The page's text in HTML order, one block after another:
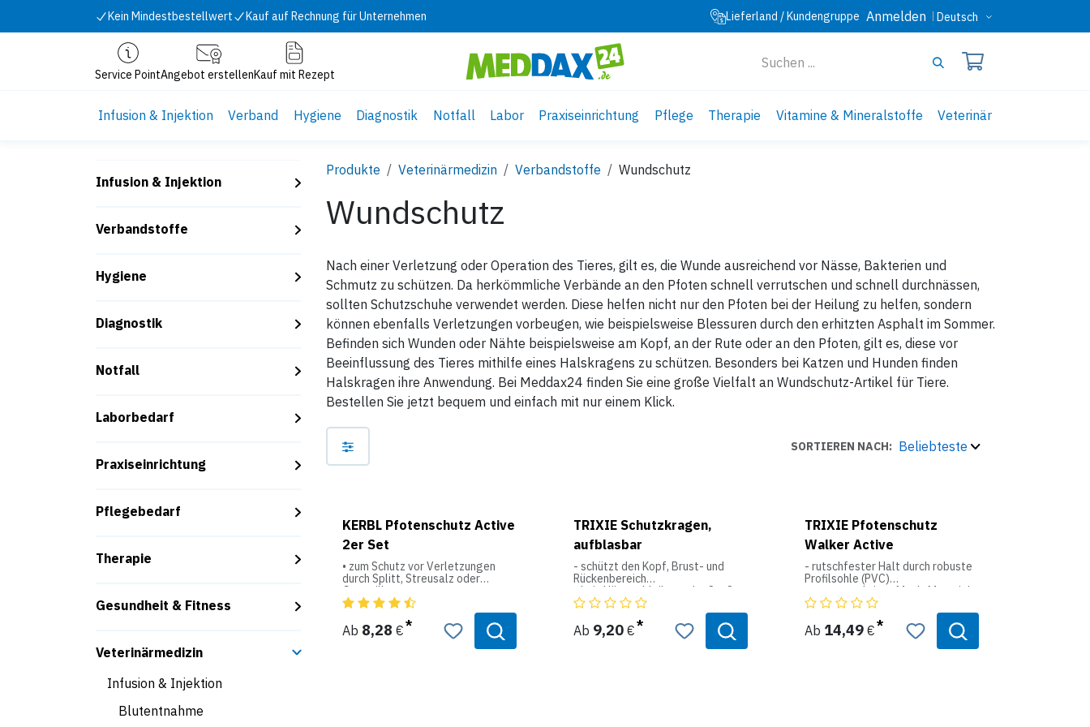
Kein Mindestbestellwert Kauf auf Rechnung für Unternehmen Lieferland / Kundengruppe Anmelden Deutsch
Service PointAngebot erstellenKauf mit Rezept
Infusion & Injektion Verband Hygiene Diagnostik Notfall Labor Praxiseinrichtung Pflege Therapie Vitamine & Mineralstoffe Veterinär
Infusion & Injektion
Verbandstoffe
Hygiene
Diagnostik
Notfall
Laborbedarf
Praxiseinrichtung
Pflegebedarf
Therapie
Gesundheit & Fitness
Veterinärmedizin
Infusion & Injektion
Blutentnahme
Produkte Veterinärmedizin Verbandstoffe Wundschutz
Wundschutz
Nach einer Verletzung oder Operation des Tieres, gilt es, die Wunde ausreichend vor Nässe, Bakterien und
Schmutz zu schützen. Da herkömmliche Verbände an den Pfoten schnell verrutschen und schnell durchnässen,
sollten Schutzschuhe verwendet werden. Diese helfen nicht nur den Pfoten bei der Heilung zu helfen, sondern
können ebenfalls Verletzungen vorbeugen, wie beispielsweise Blessuren durch den erhitzten Asphalt im Sommer.
Befinden sich Wunden oder Nähte beispielsweise am Kopf, an der Rute oder an den Pfoten, gilt es, diese vor
Beeinflussung des Tieres mithilfe eines Halskragens zu schützen. Besonders bei Katzen und Hunden finden
Halskragen ihre Anwendung. Bei Meddax24 finden Sie eine große Vielfalt an Wundschutz-Artikel für Tiere.
Bestellen Sie jetzt bequem und einfach mit nur einem Klick.
SORTIEREN NACH: Beliebteste
KERBL Pfotenschutz Active
2er Set
• zum Schutz vor Verletzungen
durch Splitt, Streusalz oder
Grasmilben
Klettverschluss für perfekte
Passform
Ab 8,28 €
TRIXIE Schutzkragen,
aufblasbar
- schützt den Kopf, Brust- und
Rückenbereich
- kein Hängenbleiben oder Stoßen
an Gegenständen
- beeinträchtigt weder die Sicht
noch das Gehör des Tieres
- Fressen, Trinken, Schnüffeln und
Spielen ohne - wesentliche
Ab 9,20 €
TRIXIE Pfotenschutz
Walker Active
- rutschfester Halt durch robuste
Profilsohle (PVC)
- atmungsaktives Mesh-Material
- hoher Tragekomfort
- bietet Schutz auf steinigem und
heißem Untergrund
- schützt im Winter vor Streusalz
Ab 14,49 €